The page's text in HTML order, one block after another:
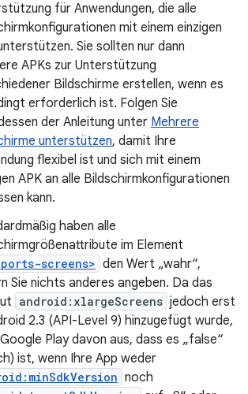
für Anwendungen, die alle
mit einem einzigen
Sie sollten nur dann
APKs zur Unterstützung
Bildschirme erstellen, wenn es
erforderlich ist. Folgen Sie
der Anleitung unter Mehrere
unterstützen, damit Ihre
flexibel ist und sich mit einem
APK an alle Bildschirmkonfigurationen
kann.
haben alle
im Element
screens> den Wert „wahr“,
Sie nichts anderes angeben. Da das
android:xlargeScreens jedoch erst
2.3 (API-Level 9) hinzugefügt wurde,
Play davon aus, dass es „false“
ist, wenn Ihre App weder
noch